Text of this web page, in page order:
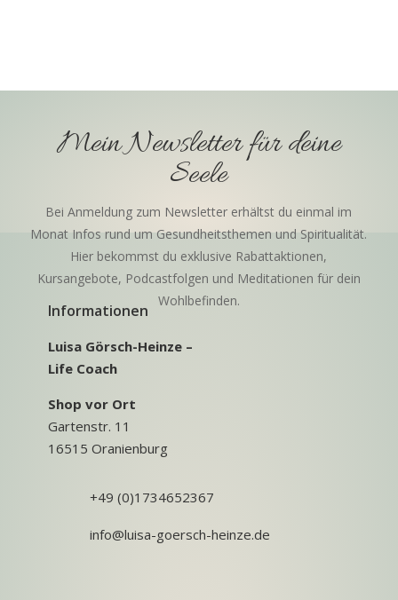
Mein Newsletter für deine
Seele
Bei Anmeldung zum Newsletter erhältst du einmal im
Monat Infos rund um Gesundheitsthemen und Spiritualität.
Hier bekommst du exklusive Rabattaktionen,
Kursangebote, Podcastfolgen und Meditationen für dein
Wohlbefinden.
Informationen
Luisa Görsch-Heinze –
Life Coach
Shop vor Ort
Gartenstr. 11
16515 Oranienburg
+49 (0)1734652367
info@luisa-goersch-heinze.de